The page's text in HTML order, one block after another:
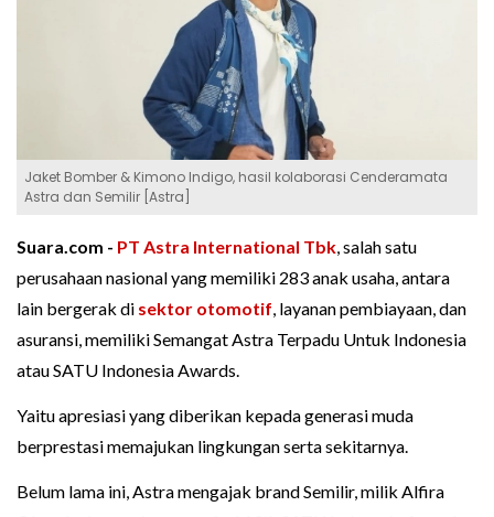
Jaket Bomber & Kimono Indigo, hasil kolaborasi Cenderamata
Astra dan Semilir [Astra]
Suara.com - PT Astra International Tbk, salah satu
perusahaan nasional yang memiliki 283 anak usaha, antara
lain bergerak di sektor otomotif, layanan pembiayaan, dan
asuransi, memiliki Semangat Astra Terpadu Untuk Indonesia
atau SATU Indonesia Awards.
Yaitu apresiasi yang diberikan kepada generasi muda
berprestasi memajukan lingkungan serta sekitarnya.
Belum lama ini, Astra mengajak brand Semilir, milik Alfira